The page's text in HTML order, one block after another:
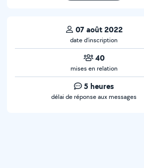
07 août 2022
date d’inscription
40
mises en relation
5 heures
délai de réponse aux messages